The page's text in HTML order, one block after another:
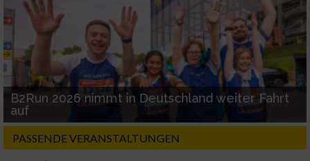
B2Run 2026 nimmt in Deutschland weiter Fahrt
auf
PASSENDE VERANSTALTUNGEN